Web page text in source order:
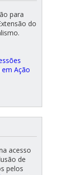
para
do
em Ação
acesso
de
pelos